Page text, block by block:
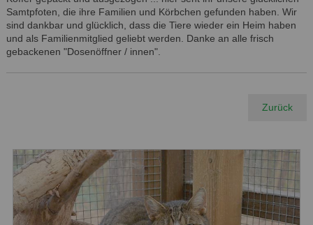
Samtpfoten, die ihre Familien und Körbchen gefunden haben. Wir
sind dankbar und glücklich, dass die Tiere wieder ein Heim haben
und als Familienmitglied geliebt werden. Danke an alle frisch
gebackenen "Dosenöffner / innen".
Zurück